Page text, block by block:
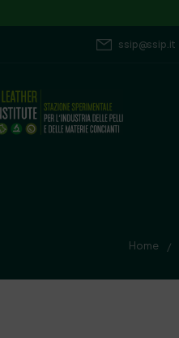
ssip@ssip.it
Home /